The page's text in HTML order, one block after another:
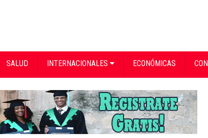
SALUD INTERNACIONALES ECONÓMICAS